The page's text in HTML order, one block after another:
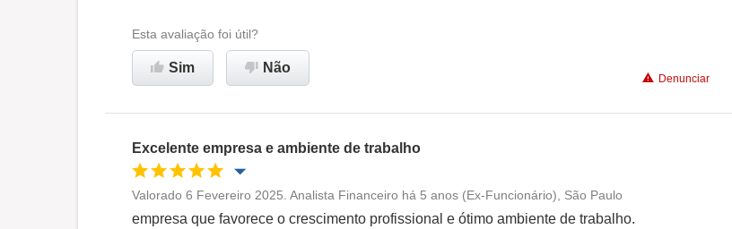
Esta avaliação foi útil?
Sim Não
Denunciar
Excelente empresa e ambiente de trabalho
Oportunidade de promoção Conciliação com a vida familiar
Valorado 6 Fevereiro 2025. Analista Financeiro há 5 anos (Ex-Funcionário), São Paulo
empresa que favorece o crescimento profissional e ótimo ambiente de trabalho.